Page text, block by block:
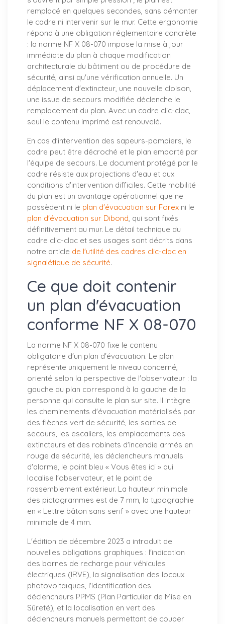
remplacé en quelques secondes, sans démonter
le cadre ni intervenir sur le mur. Cette ergonomie
répond à une obligation réglementaire concrète
: la norme NF X 08-070 impose la mise à jour
immédiate du plan à chaque modification
architecturale du bâtiment ou de procédure de
sécurité, ainsi qu'une vérification annuelle. Un
déplacement d'extincteur, une nouvelle cloison,
une issue de secours modifiée déclenche le
remplacement du plan. Avec un cadre clic-clac,
seul le contenu imprimé est renouvelé.
En cas d'intervention des sapeurs-pompiers, le
cadre peut être décroché et le plan emporté par
l'équipe de secours. Le document protégé par le
cadre résiste aux projections d'eau et aux
conditions d'intervention difficiles. Cette mobilité
du plan est un avantage opérationnel que ne
possèdent ni le plan d'évacuation sur Forex ni le
plan d'évacuation sur Dibond , qui sont fixés
définitivement au mur. Le détail technique du
cadre clic-clac et ses usages sont décrits dans
notre article de l'utilité des cadres clic-clac en
signalétique de sécurité.
Ce que doit contenir
un plan d'évacuation
conforme NF X 08-070
La norme NF X 08-070 fixe le contenu
obligatoire d'un plan d'évacuation. Le plan
représente uniquement le niveau concerné,
orienté selon la perspective de l'observateur : la
gauche du plan correspond à la gauche de la
personne qui consulte le plan sur site. Il intègre
les cheminements d'évacuation matérialisés par
des flèches vert de sécurité, les sorties de
secours, les escaliers, les emplacements des
extincteurs et des robinets d'incendie armés en
rouge de sécurité, les déclencheurs manuels
d'alarme, le point bleu « Vous êtes ici » qui
localise l'observateur, et le point de
rassemblement extérieur. La hauteur minimale
des pictogrammes est de 7 mm, la typographie
en « Lettre bâton sans serif » avec une hauteur
minimale de 4 mm.
L'édition de décembre 2023 a introduit de
nouvelles obligations graphiques : l'indication
des bornes de recharge pour véhicules
électriques (IRVE), la signalisation des locaux
photovoltaïques, l'identification des
déclencheurs PPMS (Plan Particulier de Mise en
Sûreté), et la localisation en vert des
déclencheurs manuels permettant de couper